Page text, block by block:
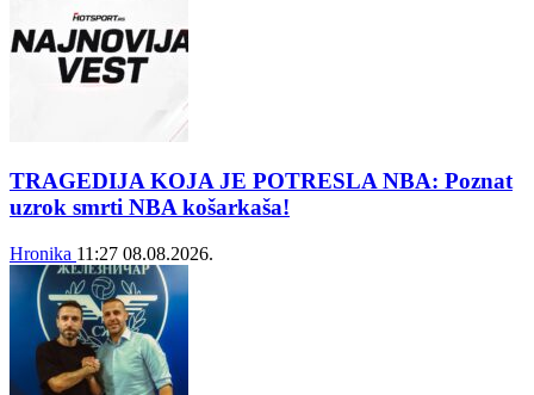
TRAGEDIJA KOJA JE POTRESLA NBA: Poznat
uzrok smrti NBA košarkaša!
Hronika 11:27 08.08.2026.